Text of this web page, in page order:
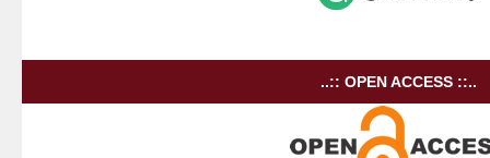
..:: OPEN ACCESS ::..